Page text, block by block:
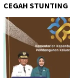
CEGAH STUNTING